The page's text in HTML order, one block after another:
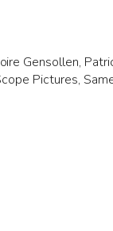
Gensollen,
Pictures,